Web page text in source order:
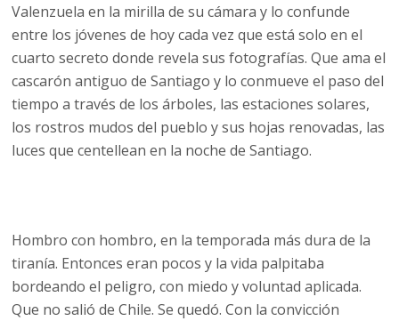
Valenzuela en la mirilla de su cámara y lo confunde
entre los jóvenes de hoy cada vez que está solo en el
cuarto secreto donde revela sus fotografías. Que ama el
cascarón antiguo de Santiago y lo conmueve el paso del
tiempo a través de los árboles, las estaciones solares,
los rostros mudos del pueblo y sus hojas renovadas, las
luces que centellean en la noche de Santiago.
Hombro con hombro, en la temporada más dura de la
tiranía. Entonces eran pocos y la vida palpitaba
bordeando el peligro, con miedo y voluntad aplicada.
Que no salió de Chile. Se quedó. Con la convicción